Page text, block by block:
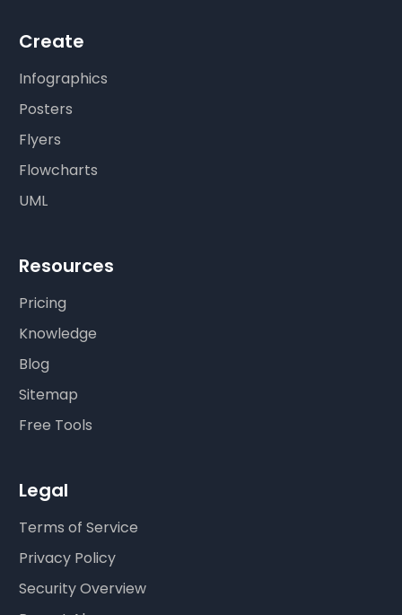
Create
Infographics
Posters
Flyers
Flowcharts
UML
Resources
Pricing
Knowledge
Blog
Sitemap
Free Tools
Legal
Terms of Service
Privacy Policy
Security Overview